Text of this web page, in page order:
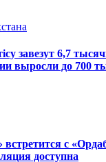
завезут 6,7
выросли до 700
с
доступна